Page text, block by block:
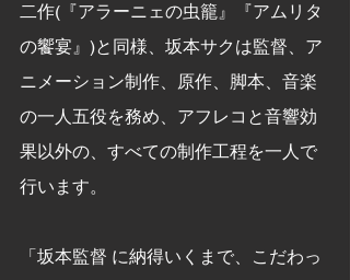
二作(『アラーニェの虫籠』『アムリタ
の饗宴』)と同様、坂本サクは監督、ア
ニメーション制作、原作、脚本、音楽
の一人五役を務め、アフレコと音響効
果以外の、すべての制作工程を一人で
行います。
「坂本監督 に納得いくまで、こだわっ